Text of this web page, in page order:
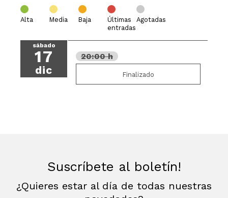
Alta Media Baja
Últimas
entradas
Agotadas
sábado
17
dic
20:00 h
Finalizado
Suscríbete al boletín!
¿Quieres estar al día de todas nuestras